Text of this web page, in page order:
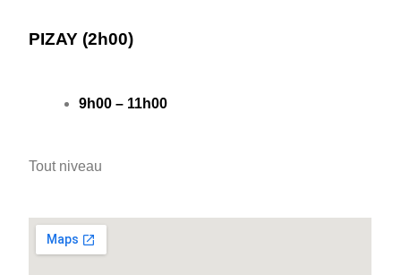
PIZAY (2h00)
9h00 – 11h00
Tout niveau